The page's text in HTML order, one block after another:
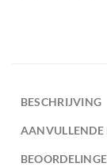
BESCHRIJVING